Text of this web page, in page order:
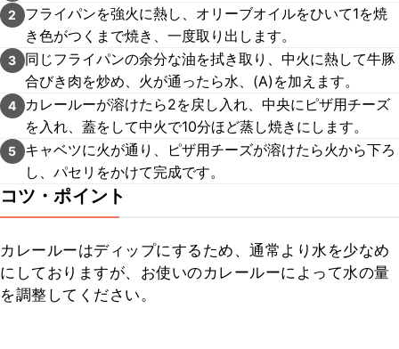
2
フライパンを強火に熱し、オリーブオイルをひいて1を焼
き色がつくまで焼き、一度取り出します。
3
同じフライパンの余分な油を拭き取り、中火に熱して牛豚
合びき肉を炒め、火が通ったら水、(A)を加えます。
4
カレールーが溶けたら2を戻し入れ、中央にピザ用チーズ
を入れ、蓋をして中火で10分ほど蒸し焼きにします。
5
キャベツに火が通り、ピザ用チーズが溶けたら火から下ろ
し、パセリをかけて完成です。
コツ・ポイント
カレールーはディップにするため、通常より水を少なめ
にしておりますが、お使いのカレールーによって水の量
を調整してください。